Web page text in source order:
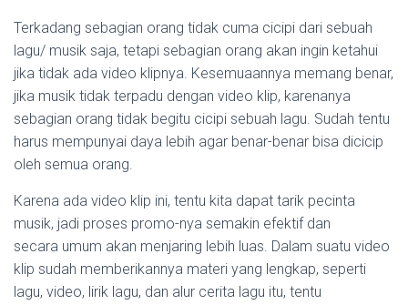
Terkadang sebagian orang tidak cuma cicipi dari sebuah
lagu/ musik saja, tetapi sebagian orang akan ingin ketahui
jika tidak ada video klipnya. Kesemuaannya memang benar,
jika musik tidak terpadu dengan video klip, karenanya
sebagian orang tidak begitu cicipi sebuah lagu. Sudah tentu
harus mempunyai daya lebih agar benar-benar bisa dicicip
oleh semua orang.
Karena ada video klip ini, tentu kita dapat tarik pecinta
musik, jadi proses promo-nya semakin efektif dan
secara umum akan menjaring lebih luas. Dalam suatu video
klip sudah memberikannya materi yang lengkap, seperti
lagu, video, lirik lagu, dan alur cerita lagu itu, tentu